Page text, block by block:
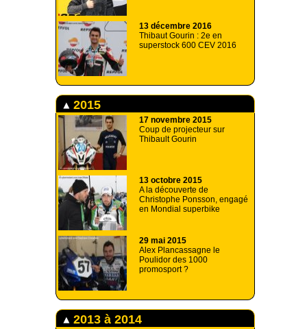
13 décembre 2016
Thibaut Gourin : 2e en
superstock 600 CEV 2016
2015
17 novembre 2015
Coup de projecteur sur
Thibault Gourin
13 octobre 2015
A la découverte de
Christophe Ponsson, engagé
en Mondial superbike
29 mai 2015
Alex Plancassagne le
Poulidor des 1000
promosport ?
2013 à 2014